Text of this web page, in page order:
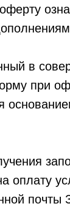
в
при
оплату